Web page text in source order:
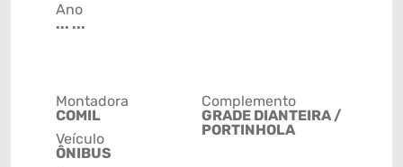
Ano
... ...
Montadora
COMIL
Veículo
ÔNIBUS
Complemento
GRADE DIANTEIRA /
PORTINHOLA